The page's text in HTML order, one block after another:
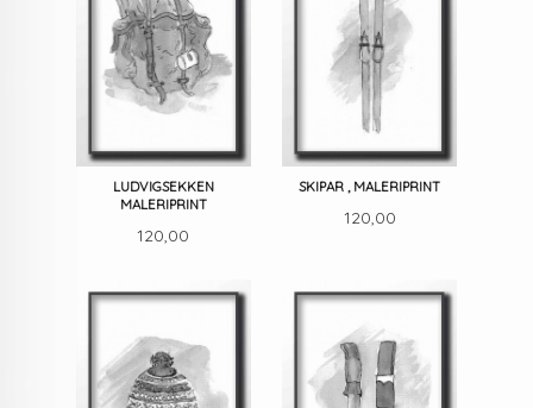
LUDVIGSEKKEN
MALERIPRINT
Pris
120,00
SKIPAR , MALERIPRINT
Pris
120,00